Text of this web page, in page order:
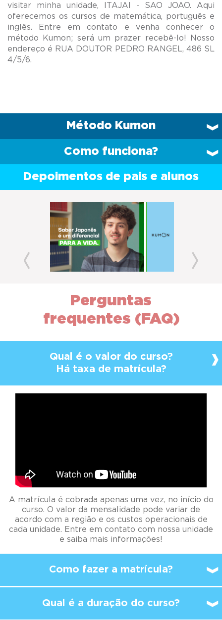
visitar minha unidade, ITAJAI - SAO JOAO. Aqui
oferecemos os cursos de matemática, português e
inglês. Entre em contato e venha conhecer o
método Kumon; será um prazer recebê-lo! Nosso
endereço é RUA DOUTOR PEDRO RANGEL, 486 SL
Método Kumon
Como funciona?
Depoimentos de pais e alunos
Previous
Perguntas
frequentes (FAQ)
Qual é o valor do curso?
Há taxa de matrícula?
A matrícula é cobrada apenas uma vez, no início do
curso. O valor da mensalidade pode variar de
acordo com a região e os custos operacionais de
cada unidade. Entre em contato com nossa unidade
e saiba mais informações!
Como fazer a matrícula?
Qual é a duração do curso?